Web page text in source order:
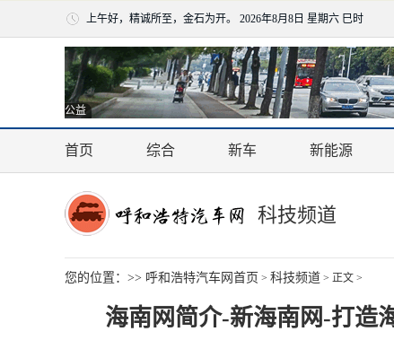
上午好，精诚所至，金石为开。 2026年8月8日 星期六 巳时
公益
首页 综合 新车 新能源
科技频道
您的位置：>> 呼和浩特汽车网首页 > 科技频道 > 正文 >
海南网简介-新海南网-打造